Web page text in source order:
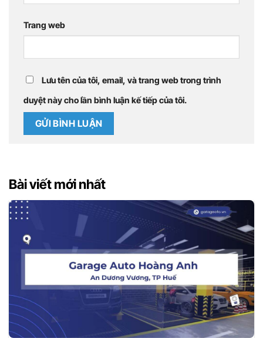
Trang web
Lưu tên của tôi, email, và trang web trong trình
duyệt này cho lần bình luận kế tiếp của tôi.
Bài viết mới nhất